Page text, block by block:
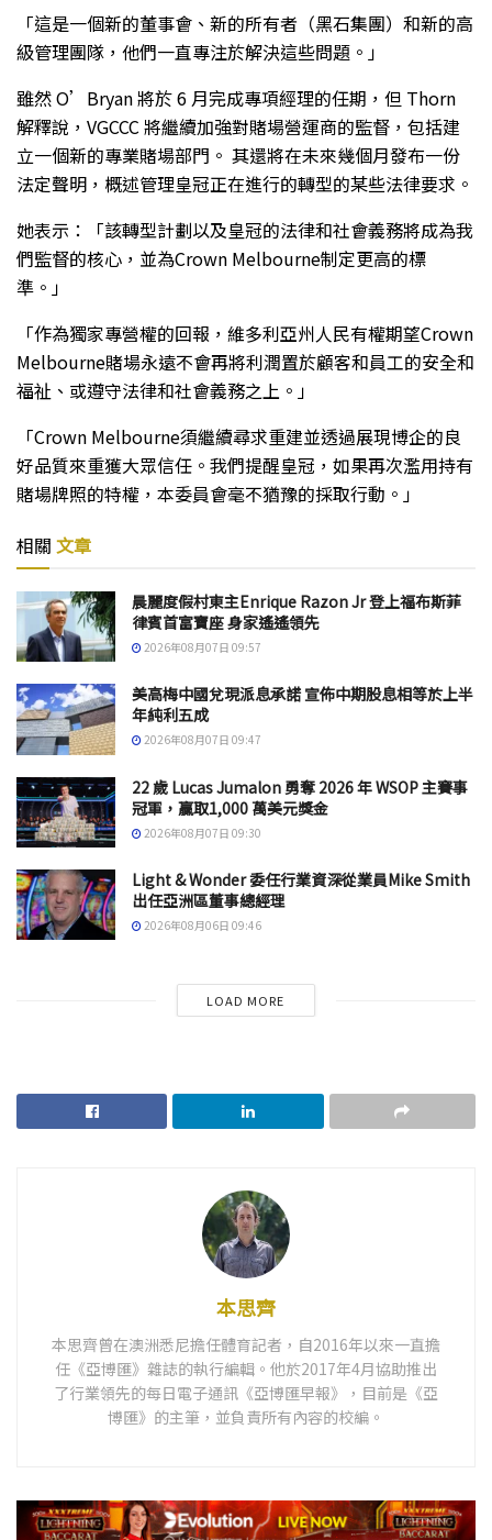
「這是一個新的董事會、新的所有者（黑石集團）和新的高
級管理團隊，他們一直專注於解決這些問題。」
雖然 O’Bryan 將於 6 月完成專項經理的任期，但 Thorn
解釋說，VGCCC 將繼續加強對賭場營運商的監督，包括建
立一個新的專業賭場部門。 其還將在未來幾個月發布一份
法定聲明，概述管理皇冠正在進行的轉型的某些法律要求。
她表示：「該轉型計劃以及皇冠的法律和社會義務將成為我
們監督的核心，並為Crown Melbourne制定更高的標
準。」
「作為獨家專營權的回報，維多利亞州人民有權期望Crown
Melbourne賭場永遠不會再將利潤置於顧客和員工的安全和
福祉、或遵守法律和社會義務之上。」
「Crown Melbourne須繼續尋求重建並透過展現博企的良
好品質來重獲大眾信任。我們提醒皇冠，如果再次濫用持有
賭場牌照的特權，本委員會毫不猶豫的採取行動。」
相關 文章
晨麗度假村東主Enrique Razon Jr 登上福布斯菲
律賓首富寶座 身家遙遙領先
2026年08月07日 09:57
美高梅中國兌現派息承諾 宣佈中期股息相等於上半
年純利五成
2026年08月07日 09:47
22 歲 Lucas Jumalon 勇奪 2026 年 WSOP 主賽事
冠軍，贏取1,000 萬美元獎金
2026年08月07日 09:30
Light & Wonder 委任行業資深從業員Mike Smith
出任亞洲區董事總經理
2026年08月06日 09:46
LOAD MORE
本思齊
本思齊曾在澳洲悉尼擔任體育記者，自2016年以來一直擔
任《亞博匯》雜誌的執行編輯。他於2017年4月協助推出
了行業領先的每日電子通訊《亞博匯早報》，目前是《亞
博匯》的主筆，並負責所有內容的校編。